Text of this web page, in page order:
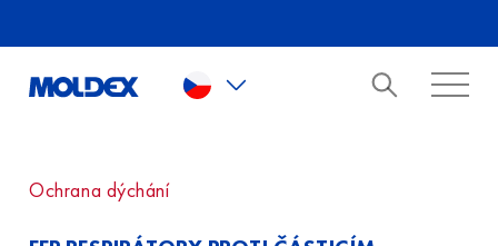
Ochrana dýchání